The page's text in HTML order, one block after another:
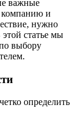
важные
компанию и
нужно
статье мы
выбору
определить